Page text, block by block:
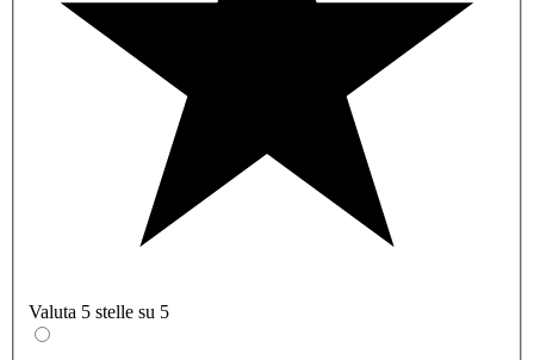
Valuta 5 stelle su 5